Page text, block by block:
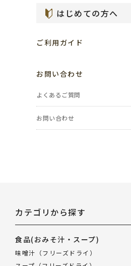
はじめての方へ
ご利用ガイド
のし・包装について
会員登録について
お問い合わせ
よくあるご質問
お問い合わせ
カテゴリから探す
食品(おみそ汁・スープ)
味噌汁（フリーズドライ）